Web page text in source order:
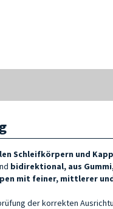
Schleifkörpern und
bidirektional, aus
mit feiner, mittlerer
der korrekten